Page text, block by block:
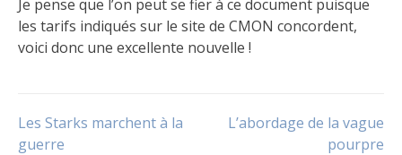
Je pense que l’on peut se fier à ce document puisque
les tarifs indiqués sur le site de CMON concordent,
voici donc une excellente nouvelle !
Le
jeu,
Night's
Watch,
Navigation
Les Starks marchent à la
guerre
L’abordage de la vague
pourpre